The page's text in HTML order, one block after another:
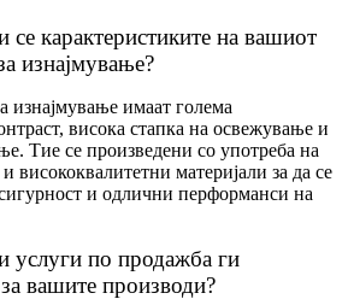
карактеристиките на вашиот
изнајмување?
изнајмување имаат голема
висока стапка на освежување и
Тие се произведени со употреба на
висококвалитетни материјали за да се
и одлични перформанси на
по продажба ги
вашите производи?